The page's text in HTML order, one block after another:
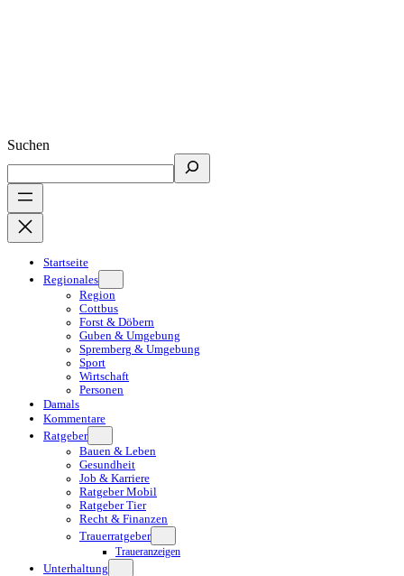
Suchen
Startseite
Regionales
Region
Cottbus
Forst & Döbern
Guben & Umgebung
Spremberg & Umgebung
Sport
Wirtschaft
Personen
Damals
Kommentare
Ratgeber
Bauen & Leben
Gesundheit
Job & Karriere
Ratgeber Mobil
Ratgeber Tier
Recht & Finanzen
Trauerratgeber
Traueranzeigen
Unterhaltung